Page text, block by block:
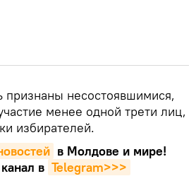
несостоявшимися,
менее одной трети лиц,
избирателей.
в Молдове и мире!
в Telegram>>>